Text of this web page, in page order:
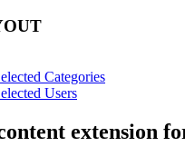
Categories
Users
extension